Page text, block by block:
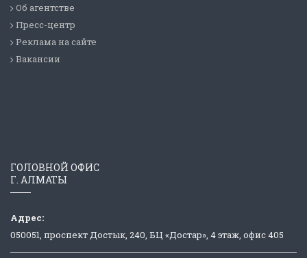
Об агентстве
Пресс-центр
Реклама на сайте
Вакансии
ГОЛОВНОЙ ОФИС
Г. АЛМАТЫ
Адрес:
050051, проспект Достык, 240, БЦ «Достар», 4 этаж, офис 405